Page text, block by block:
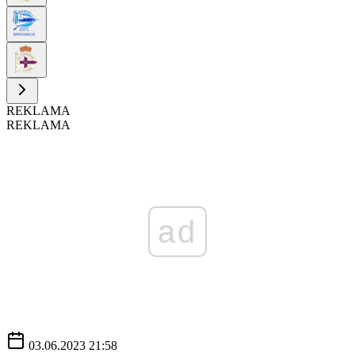
REKLAMA
REKLAMA
ad
03.06.2023 21:58